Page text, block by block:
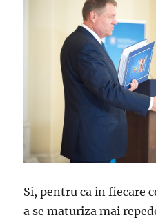
Si, pentru ca in fiecare
a se maturiza mai